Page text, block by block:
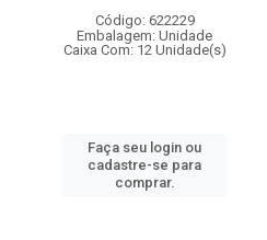
Código: 622229
Embalagem: Unidade
Caixa Com: 12 Unidade(s)
Faça seu login ou
cadastre-se para
comprar.